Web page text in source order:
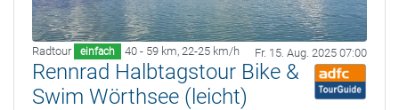
Radtour einfach 40 - 59 km, 22-25 km/h Fr. 15. Aug. 2025 07:00
Rennrad Halbtagstour Bike &
Swim Wörthsee (leicht)